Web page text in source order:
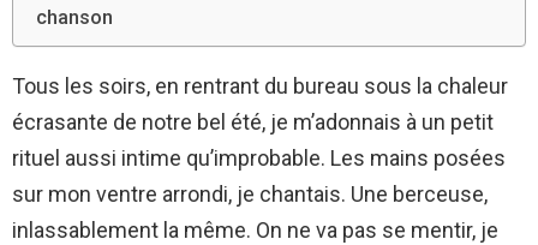
chanson
Tous les soirs, en rentrant du bureau sous la chaleur
écrasante de notre bel été, je m’adonnais à un petit
rituel aussi intime qu’improbable. Les mains posées
sur mon ventre arrondi, je chantais. Une berceuse,
inlassablement la même. On ne va pas se mentir, je